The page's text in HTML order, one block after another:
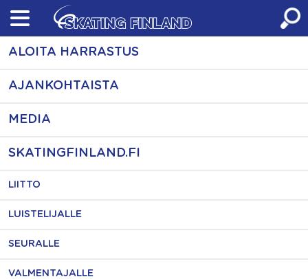
Skip
content
ALOITA HARRASTUS
AJANKOHTAISTA
MEDIA
SKATINGFINLAND.FI
LIITTO
LUISTELIJALLE
SEURALLE
VALMENTAJALLE